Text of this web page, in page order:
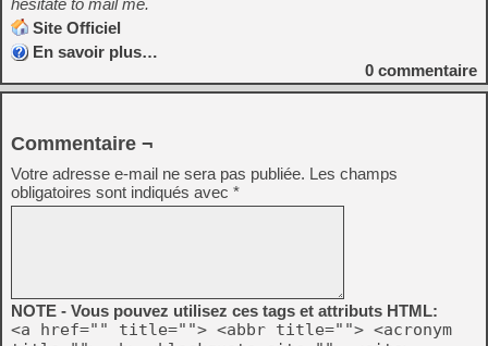
hesitate to mail me.
Site Officiel
En savoir plus…
0 commentaire
Commentaire ¬
Votre adresse e-mail ne sera pas publiée. Les champs
obligatoires sont indiqués avec *
NOTE - Vous pouvez utilisez ces tags et attributs HTML:
<a href="" title=""> <abbr title=""> <acronym